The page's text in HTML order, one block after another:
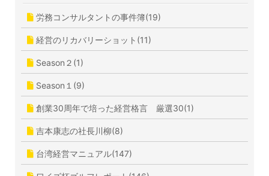
労務コンサルタントの事件簿(19)
経営のリカバリーショット(11)
Season２(1)
Season１(9)
創業30周年で培った経営格言 厳選30(1)
吉本康志の社長川柳(8)
台湾経営マニュアル(147)